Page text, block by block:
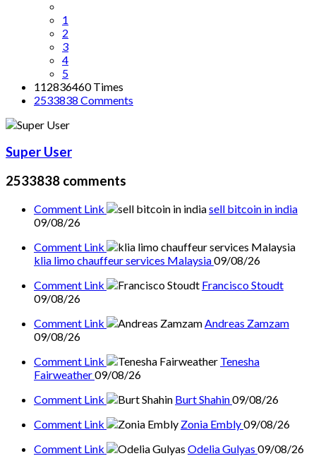
1
2
3
4
5
112836460 Times
2533838 Comments
Super User
2533838 comments
Comment Link
sell bitcoin in india
09/08/26
Comment Link
klia limo chauffeur services Malaysia09/08/26
Comment Link
Francisco Stoudt
09/08/26
Comment Link
Andreas Zamzam
09/08/26
Comment Link
Tenesha
Fairweather09/08/26
Comment Link
Burt Shahin09/08/26
Comment Link
Zonia Embly09/08/26
Comment Link
Odelia Gulyas 09/08/26